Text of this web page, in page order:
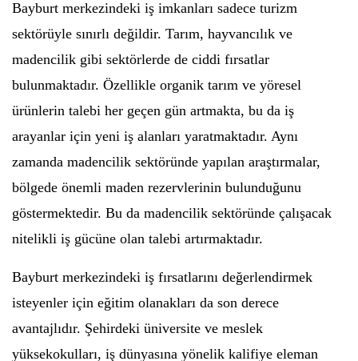
Bayburt merkezindeki iş imkanları sadece turizm
sektörüyle sınırlı değildir. Tarım, hayvancılık ve
madencilik gibi sektörlerde de ciddi fırsatlar
bulunmaktadır. Özellikle organik tarım ve yöresel
ürünlerin talebi her geçen gün artmakta, bu da iş
arayanlar için yeni iş alanları yaratmaktadır. Aynı
zamanda madencilik sektöründe yapılan araştırmalar,
bölgede önemli maden rezervlerinin bulunduğunu
göstermektedir. Bu da madencilik sektöründe çalışacak
nitelikli iş gücüne olan talebi artırmaktadır.
Bayburt merkezindeki iş fırsatlarını değerlendirmek
isteyenler için eğitim olanakları da son derece
avantajlıdır. Şehirdeki üniversite ve meslek
yüksekokulları, iş dünyasına yönelik kalifiye eleman